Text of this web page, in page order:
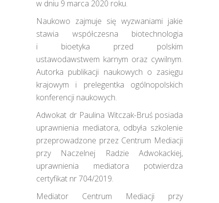
w dniu 9 marca 2020 roku.
Naukowo zajmuje się wyzwaniami jakie
stawia współczesna biotechnologia
i bioetyka przed polskim
ustawodawstwem karnym oraz cywilnym.
Autorka publikacji naukowych o zasięgu
krajowym i prelegentka ogólnopolskich
konferencji naukowych.
Adwokat dr Paulina Witczak-Bruś posiada
uprawnienia mediatora, odbyła szkolenie
przeprowadzone przez Centrum Mediacji
przy Naczelnej Radzie Adwokackiej,
uprawnienia mediatora potwierdza
certyfikat nr 704/2019.
Mediator Centrum Mediacji przy